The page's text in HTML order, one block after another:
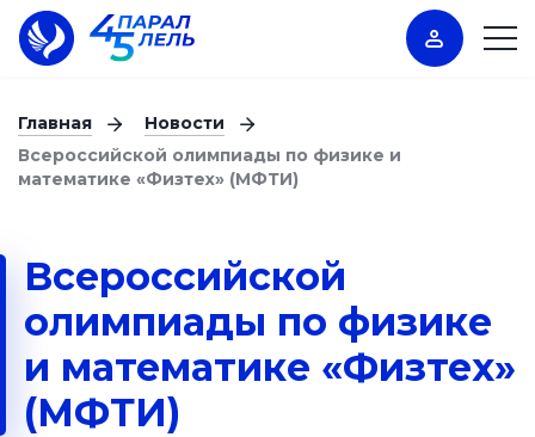
Главная
Новости
Всероссийской олимпиады по физике и
математике «Физтех» (МФТИ)
Всероссийской
олимпиады по физике
и математике «Физтех»
(МФТИ)